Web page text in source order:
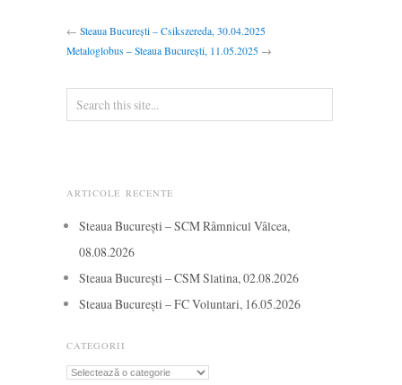
← Steaua București – Csikszereda, 30.04.2025
Metaloglobus – Steaua București, 11.05.2025 →
ARTICOLE RECENTE
Steaua București – SCM Râmnicul Vâlcea,
08.08.2026
Steaua București – CSM Slatina, 02.08.2026
Steaua București – FC Voluntari, 16.05.2026
CATEGORII
Categorii